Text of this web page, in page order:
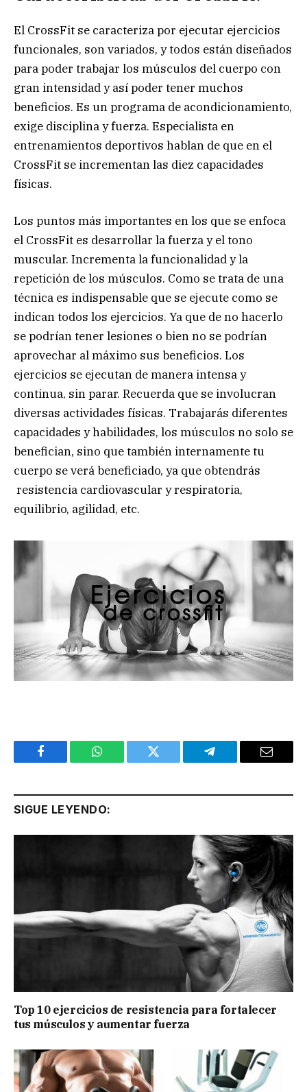
El CrossFit se caracteriza por ejecutar ejercicios
funcionales, son variados, y todos están diseñados
para poder trabajar los músculos del cuerpo con
gran intensidad y así poder tener muchos
beneficios. Es un programa de acondicionamiento,
exige disciplina y fuerza. Especialista en
entrenamientos deportivos hablan de que en el
CrossFit se incrementan las diez capacidades
físicas.
Los puntos más importantes en los que se enfoca
el CrossFit es desarrollar la fuerza y el tono
muscular. Incrementa la funcionalidad y la
repetición de los músculos. Como se trata de una
técnica es indispensable que se ejecute como se
indican todos los ejercicios. Ya que de no hacerlo
se podrían tener lesiones o bien no se podrían
aprovechar al máximo sus beneficios. Los
ejercicios se ejecutan de manera intensa y
continua, sin parar. Recuerda que se involucran
diversas actividades físicas. Trabajarás diferentes
capacidades y habilidades, los músculos no solo se
benefician, sino que también internamente tu
cuerpo se verá beneficiado, ya que obtendrás
resistencia cardiovascular y respiratoria,
equilibrio, agilidad, etc.
Facebook WhatsApp Twitter Telegram Email
SIGUE LEYENDO:
Top 10 ejercicios de resistencia para fortalecer
tus músculos y aumentar fuerza